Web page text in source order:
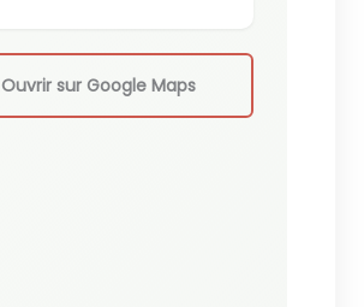
Ouvrir sur Google Maps